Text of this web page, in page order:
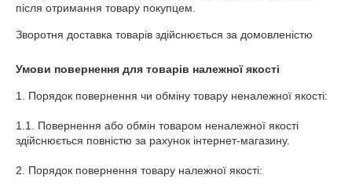
після отримання товару покупцем.
Зворотня доставка товарів здійснюється за домовленістю
Умови повернення для товарів належної якості
1. Порядок повернення чи обміну товару неналежної якості:
1.1. Повернення або обмін товаром неналежної якості
здійснюється повністю за рахунок інтернет-магазину.
2. Порядок повернення товару належної якості: